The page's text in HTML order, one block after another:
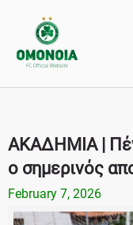
ΑΚΑΔΗΜΙΑ |
ο σημερινός
February 7, 2026